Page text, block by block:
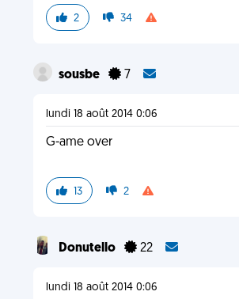
2 34
sousbe 7
lundi 18 août 2014 0:06
G-ame over
13 2
Donutello 22
lundi 18 août 2014 0:06